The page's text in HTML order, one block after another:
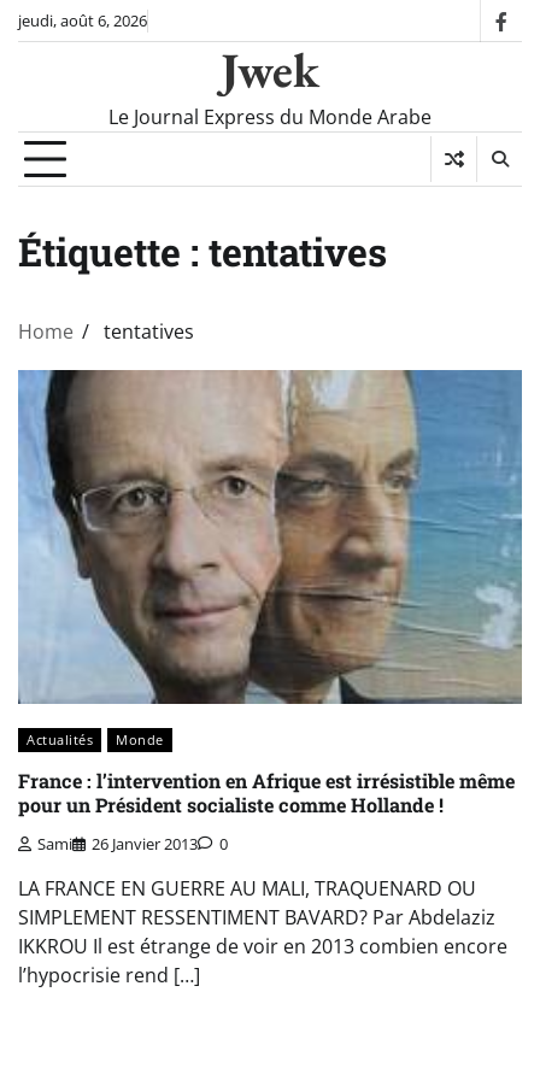
Skipjeudi, août 6, 2026
Jwek
Le Journal Express du Monde Arabe
Étiquette : tentatives
Home tentatives
Actualités Monde
France : l’intervention en Afrique est irrésistible même
pour un Président socialiste comme Hollande !
Sami 26 Janvier 2013 0
LA FRANCE EN GUERRE AU MALI, TRAQUENARD OU
SIMPLEMENT RESSENTIMENT BAVARD? Par Abdelaziz
IKKROU Il est étrange de voir en 2013 combien encore
l’hypocrisie rend […]